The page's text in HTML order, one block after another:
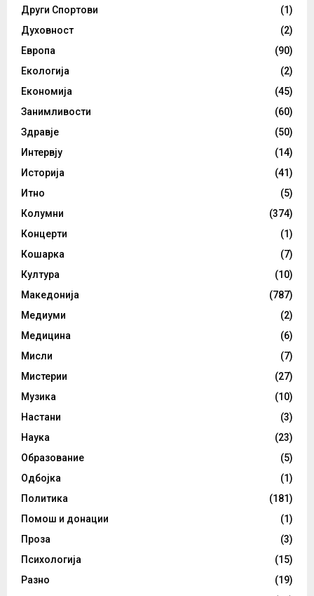
Други Спортови
(1)
Духовност
(2)
Европа
(90)
Екологија
(2)
Економија
(45)
Занимливости
(60)
Здравје
(50)
Интервју
(14)
Историја
(41)
Итно
(5)
Колумни
(374)
Концерти
(1)
Кошарка
(7)
Култура
(10)
Македонија
(787)
Медиуми
(2)
Медицина
(6)
Мисли
(7)
Мистерии
(27)
Музика
(10)
Настани
(3)
Наука
(23)
Образование
(5)
Одбојка
(1)
Политика
(181)
Помош и донации
(1)
Проза
(3)
Психологија
(15)
Разно
(19)